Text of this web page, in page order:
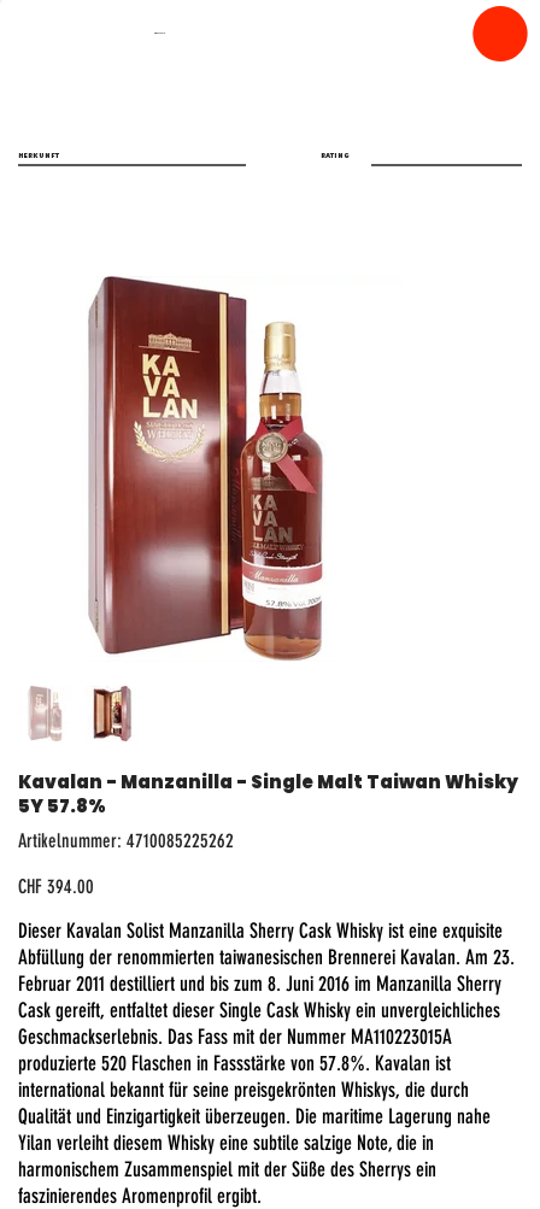
spiritfly
Kavalan - Manzanilla - Single Malt Taiwan Whisky
5Y 57.8%
Artikelnummer:
Artikelnummer:
4710085225262
4710085225262
Preis
CHF 394.00
Dieser Kavalan Solist Manzanilla Sherry Cask Whisky ist eine exquisite
Abfüllung der renommierten taiwanesischen Brennerei Kavalan. Am 23.
Februar 2011 destilliert und bis zum 8. Juni 2016 im Manzanilla Sherry
Cask gereift, entfaltet dieser Single Cask Whisky ein unvergleichliches
Geschmackserlebnis. Das Fass mit der Nummer MA110223015A
produzierte 520 Flaschen in Fassstärke von 57.8%. Kavalan ist
international bekannt für seine preisgekrönten Whiskys, die durch
Qualität und Einzigartigkeit überzeugen. Die maritime Lagerung nahe
Yilan verleiht diesem Whisky eine subtile salzige Note, die in
harmonischem Zusammenspiel mit der Süße des Sherrys ein
faszinierendes Aromenprofil ergibt.
RATING
HERKUNFT